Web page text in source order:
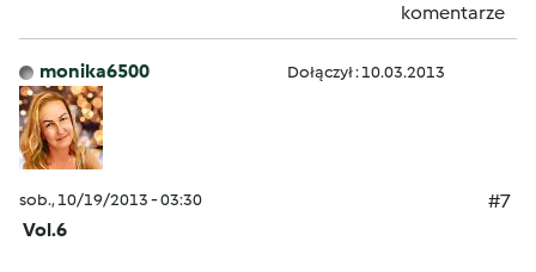
komentarze
monika6500 Dołączył : 10.03.2013
sob., 10/19/2013 - 03:30
#7
Vol.6